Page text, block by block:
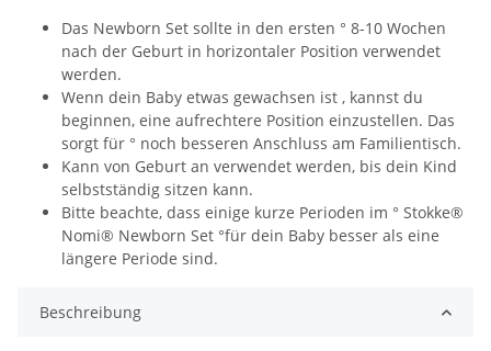
Das Newborn Set sollte in den ersten ° 8-10 Wochen
nach der Geburt in horizontaler Position verwendet
werden.
Wenn dein Baby etwas gewachsen ist , kannst du
beginnen, eine aufrechtere Position einzustellen. Das
sorgt für ° noch besseren Anschluss am Familientisch.​​
Kann von Geburt an verwendet werden, bis dein Kind
selbstständig sitzen kann.​​
Bitte beachte, dass einige kurze Perioden im ° Stokke®
Nomi® Newborn Set °für dein Baby besser als eine
längere Periode sind.
Beschreibung